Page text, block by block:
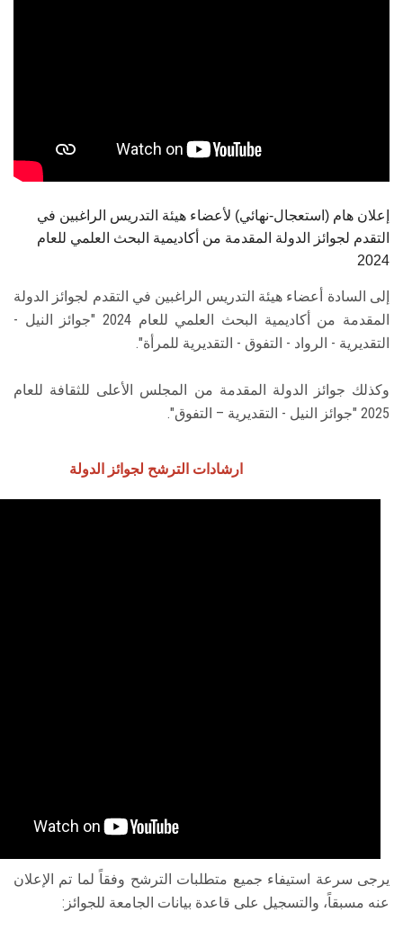
إعلان هام (استعجال-نهائي) لأعضاء هيئة التدريس الراغبين في
التقدم لجوائز الدولة المقدمة من أكاديمية البحث ‏العلمي للعام
2024
إلى السادة أعضاء هيئة التدريس الراغبين في التقدم لجوائز الدولة
المقدمة من أكاديمية البحث العلمي للعام 2024 "جوائز النيل -
التقديرية - الرواد - التفوق - التقديرية للمرأة".
وكذلك جوائز الدولة المقدمة من المجلس الأعلى للثقافة للعام
2025 "جوائز النيل - التقديرية – التفوق".
ارشادات الترشح لجوائز الدولة
يرجى سرعة استيفاء جميع متطلبات الترشح وفقاً لما تم الإعلان
عنه مسبقاً، والتسجيل على قاعدة بيانات الجامعة للجوائز: